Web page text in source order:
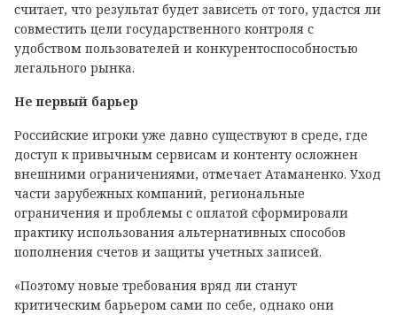
считает, что результат будет зависеть от того, удастся ли
совместить цели государственного контроля с
удобством пользователей и конкурентоспособностью
легального рынка.
Не первый барьер
Российские игроки уже давно существуют в среде, где
доступ к привычным сервисам и контенту осложнен
внешними ограничениями, отмечает Атаманенко. Уход
части зарубежных компаний, региональные
ограничения и проблемы с оплатой сформировали
практику использования альтернативных способов
пополнения счетов и защиты учетных записей.
«Поэтому новые требования вряд ли станут
критическим барьером сами по себе, однако они